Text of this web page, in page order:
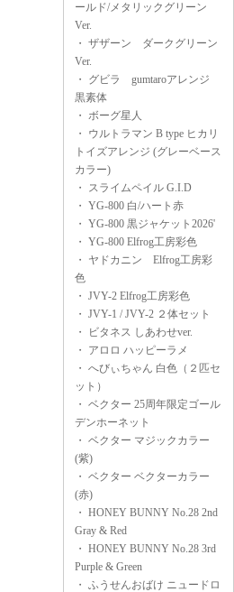
ールド/メタリックグリーン
Ver.
・ ザザーン ダークグリーン
Ver.
・ グビラ gumtaroアレンジ
黒素体
・ ボーグ星人
・ ウルトラマン B type ヒカリ
トイズアレンジ (グレーベース
カラー)
・ スライムペイル G.I.D
・ YG-800 白/ハート赤
・ YG-800 黒ジャケット2026'
・ YG-800 Elfrog工房彩色
・ ヤドカニン Elfrog工房彩
色
・ JVY-2 Elfrog工房彩色
・ JVY-1 / JVY-2 ２体セット
・
ビタネス しあわせver.
・ アロロ ハッピーラメ
・ へびぃちゃん 白色（２匹セ
ット）
・ ベクター 25周年限定ゴール
デンホーネット
・ ベクター マジックカラー
(紫)
・ ベクター ベクターカラー
(赤)
・ HONEY BUNNY No.28 2nd
Gray & Red
・ HONEY BUNNY No.28 3rd
Purple & Green
・ ふうせんおばけ ニュードロ